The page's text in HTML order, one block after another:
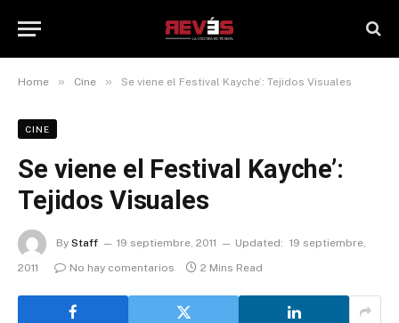
Home » Cine » Se viene el Festival Kayche’: Tejidos Visuales
CINE
Se viene el Festival Kayche’:
Tejidos Visuales
By Staff 19 septiembre, 2011 Updated: 19 septiembre,
2011
No hay comentarios 2 Mins Read